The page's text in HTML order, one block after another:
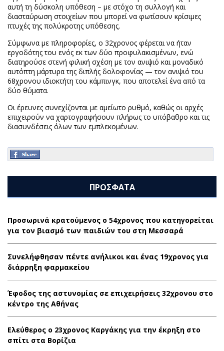
αυτή τη δύσκολη υπόθεση – με στόχο τη συλλογή και
διασταύρωση στοιχείων που μπορεί να φωτίσουν κρίσιμες
πτυχές της πολύκροτης υπόθεσης.
Σύμφωνα με πληροφορίες, ο 32χρονος φέρεται να ήταν
εργοδότης του ενός εκ των δύο προφυλακισμένων, ενώ
διατηρούσε στενή φιλική σχέση με τον ανιψιό και μοναδικό
αυτόπτη μάρτυρα της διπλής δολοφονίας — τον ανιψιό του
68χρονου ιδιοκτήτη του κάμπινγκ, που αποτελεί ένα από τα
δύο θύματα.
Οι έρευνες συνεχίζονται με αμείωτο ρυθμό, καθώς οι αρχές
επιχειρούν να χαρτογραφήσουν πλήρως το υπόβαθρο και τις
διασυνδέσεις όλων των εμπλεκομένων.
ΠΡΟΣΦΑΤΑ
Προσωρινά κρατούμενος ο 54χρονος που κατηγορείται
για τον βιασμό των παιδιών του στη Μεσσαρά
Συνελήφθησαν πέντε ανήλικοι και ένας 19χρονος για
διάρρηξη φαρμακείου
Έφοδος της αστυνομίας σε επιχειρήσεις 32χρονου στο
κέντρο της Αθήνας
Ελεύθερος ο 23χρονος Καργάκης για την έκρηξη στο
σπίτι στα Βορίζια